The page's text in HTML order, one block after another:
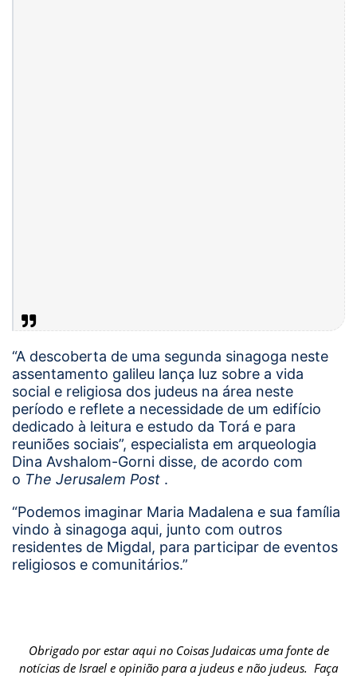
“A descoberta de uma segunda sinagoga neste
assentamento galileu lança luz sobre a vida
social e religiosa dos judeus na área neste
período e reflete a necessidade de um edifício
dedicado à leitura e estudo da Torá e para
reuniões sociais”, especialista em arqueologia
Dina Avshalom-Gorni disse, de acordo com
o The Jerusalem Post .
“Podemos imaginar Maria Madalena e sua família
vindo à sinagoga aqui, junto com outros
residentes de Migdal, para participar de eventos
religiosos e comunitários.”
Obrigado por estar aqui no Coisas Judaicas uma fonte de
notícias de Israel e opinião para a judeus e não judeus. Faça